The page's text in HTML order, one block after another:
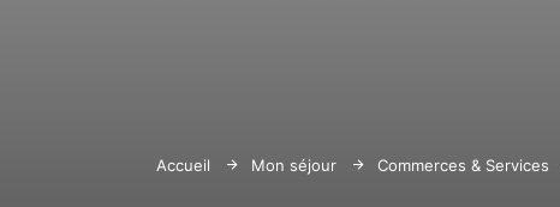
Accueil Mon séjour Commerces & Services